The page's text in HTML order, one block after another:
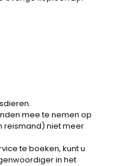
mee te nemen op
reismand) niet meer
te boeken, kunt u
in het